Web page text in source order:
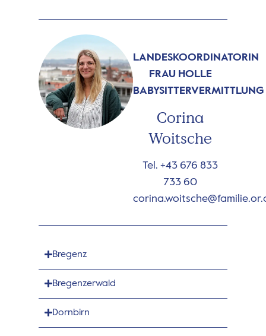
LANDESKOORDINATORIN
FRAU HOLLE
BABYSITTERVERMITTLUNG
Corina
Woitsche
Tel. +43 676 833
733 60
Bregenz
Bregenzerwald
Dornbirn